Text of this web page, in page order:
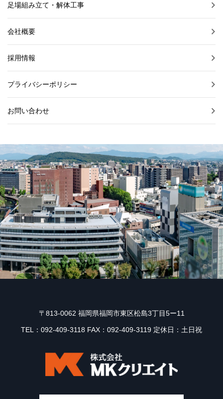
足場組み立て・解体工事
会社概要
採用情報
プライバシーポリシー
お問い合わせ
〒813-0062 福岡県福岡市東区松島3丁目5ー11
TEL：092-409-3118 FAX：092-409-3119 定休日：土日祝